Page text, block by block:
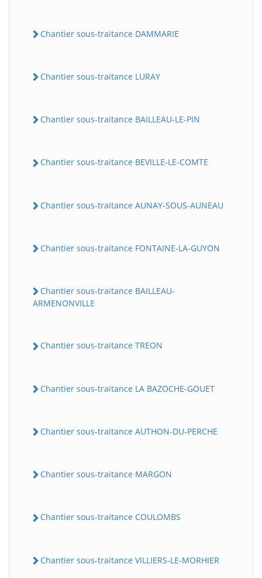
Chantier sous-traitance DAMMARIE
Chantier sous-traitance LURAY
Chantier sous-traitance BAILLEAU-LE-PIN
Chantier sous-traitance BEVILLE-LE-COMTE
Chantier sous-traitance AUNAY-SOUS-AUNEAU
Chantier sous-traitance FONTAINE-LA-GUYON
Chantier sous-traitance BAILLEAU-
ARMENONVILLE
Chantier sous-traitance TREON
Chantier sous-traitance LA BAZOCHE-GOUET
Chantier sous-traitance AUTHON-DU-PERCHE
Chantier sous-traitance MARGON
Chantier sous-traitance COULOMBS
Chantier sous-traitance VILLIERS-LE-MORHIER